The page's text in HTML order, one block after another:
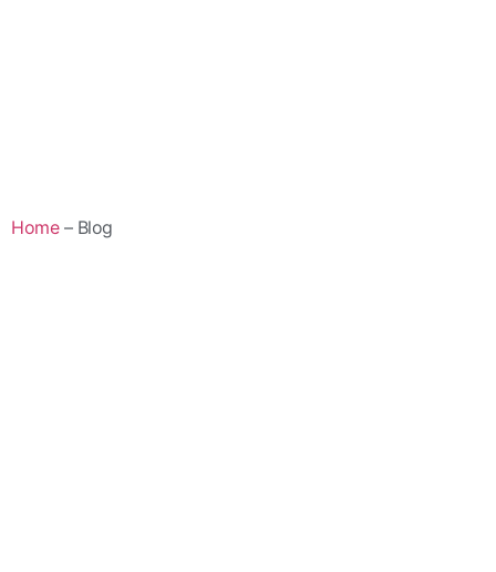
Home– Blog